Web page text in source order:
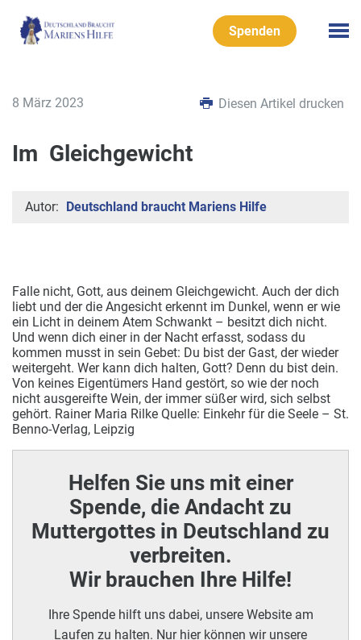
Spenden
8 März 2023 Diesen Artikel drucken
Im Gleichgewicht
Autor: Deutschland braucht Mariens Hilfe
Falle nicht, Gott, aus deinem Gleichgewicht. Auch der dich
liebt und der die Angesicht erkennt im Dunkel, wenn er wie
ein Licht in deinem Atem Schwankt – besitzt dich nicht.
Und wenn dich einer in der Nacht erfasst, sodass du
kommen musst in sein Gebet: Du bist der Gast, der wieder
weitergeht. Wer kann dich halten, Gott? Denn du bist dein.
Von keines Eigentümers Hand gestört, so wie der noch
nicht ausgereifte Wein, der immer süßer wird, sich selbst
gehört. Rainer Maria Rilke Quelle: Einkehr für die Seele – St.
Benno-Verlag, Leipzig
Helfen Sie uns mit einer
Spende, die Andacht zu
Muttergottes in Deutschland zu
verbreiten.
Wir brauchen Ihre Hilfe!
Ihre Spende hilft uns dabei, unsere Website am
Laufen zu halten. Nur hier können wir unsere